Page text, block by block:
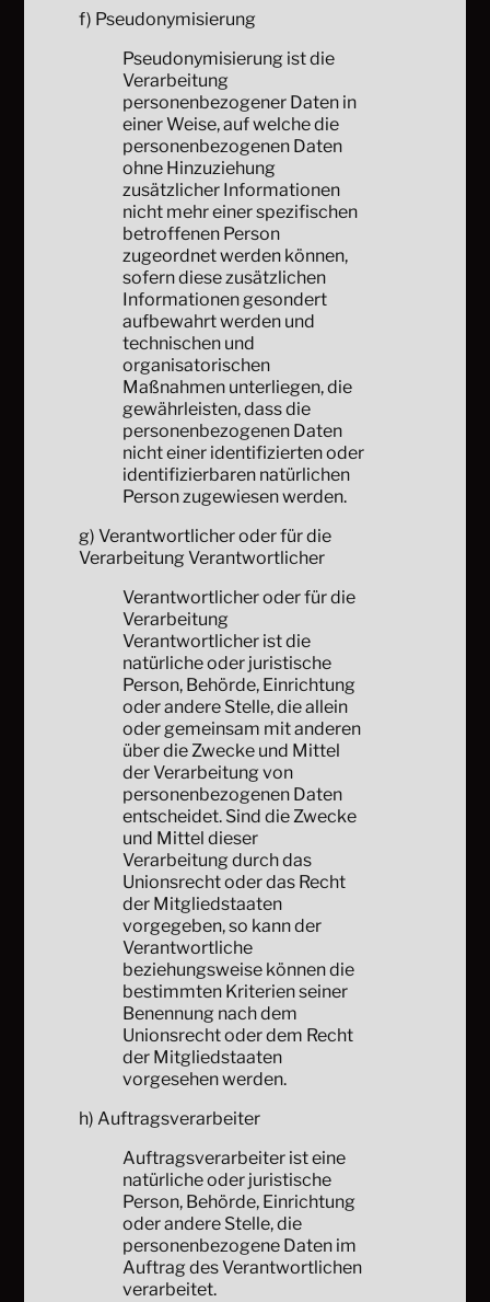
f) Pseudonymisierung
Pseudonymisierung ist die
Verarbeitung
personenbezogener Daten in
einer Weise, auf welche die
personenbezogenen Daten
ohne Hinzuziehung
zusätzlicher Informationen
nicht mehr einer spezifischen
betroffenen Person
zugeordnet werden können,
sofern diese zusätzlichen
Informationen gesondert
aufbewahrt werden und
technischen und
organisatorischen
Maßnahmen unterliegen, die
gewährleisten, dass die
personenbezogenen Daten
nicht einer identifizierten oder
identifizierbaren natürlichen
Person zugewiesen werden.
g) Verantwortlicher oder für die
Verarbeitung Verantwortlicher
Verantwortlicher oder für die
Verarbeitung
Verantwortlicher ist die
natürliche oder juristische
Person, Behörde, Einrichtung
oder andere Stelle, die allein
oder gemeinsam mit anderen
über die Zwecke und Mittel
der Verarbeitung von
personenbezogenen Daten
entscheidet. Sind die Zwecke
und Mittel dieser
Verarbeitung durch das
Unionsrecht oder das Recht
der Mitgliedstaaten
vorgegeben, so kann der
Verantwortliche
beziehungsweise können die
bestimmten Kriterien seiner
Benennung nach dem
Unionsrecht oder dem Recht
der Mitgliedstaaten
vorgesehen werden.
h) Auftragsverarbeiter
Auftragsverarbeiter ist eine
natürliche oder juristische
Person, Behörde, Einrichtung
oder andere Stelle, die
personenbezogene Daten im
Auftrag des Verantwortlichen
verarbeitet.